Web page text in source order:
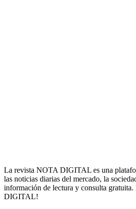
La revista NOTA DIGITAL es una
las noticias diarias del mercado, la
información de lectura y consulta
DIGITAL!